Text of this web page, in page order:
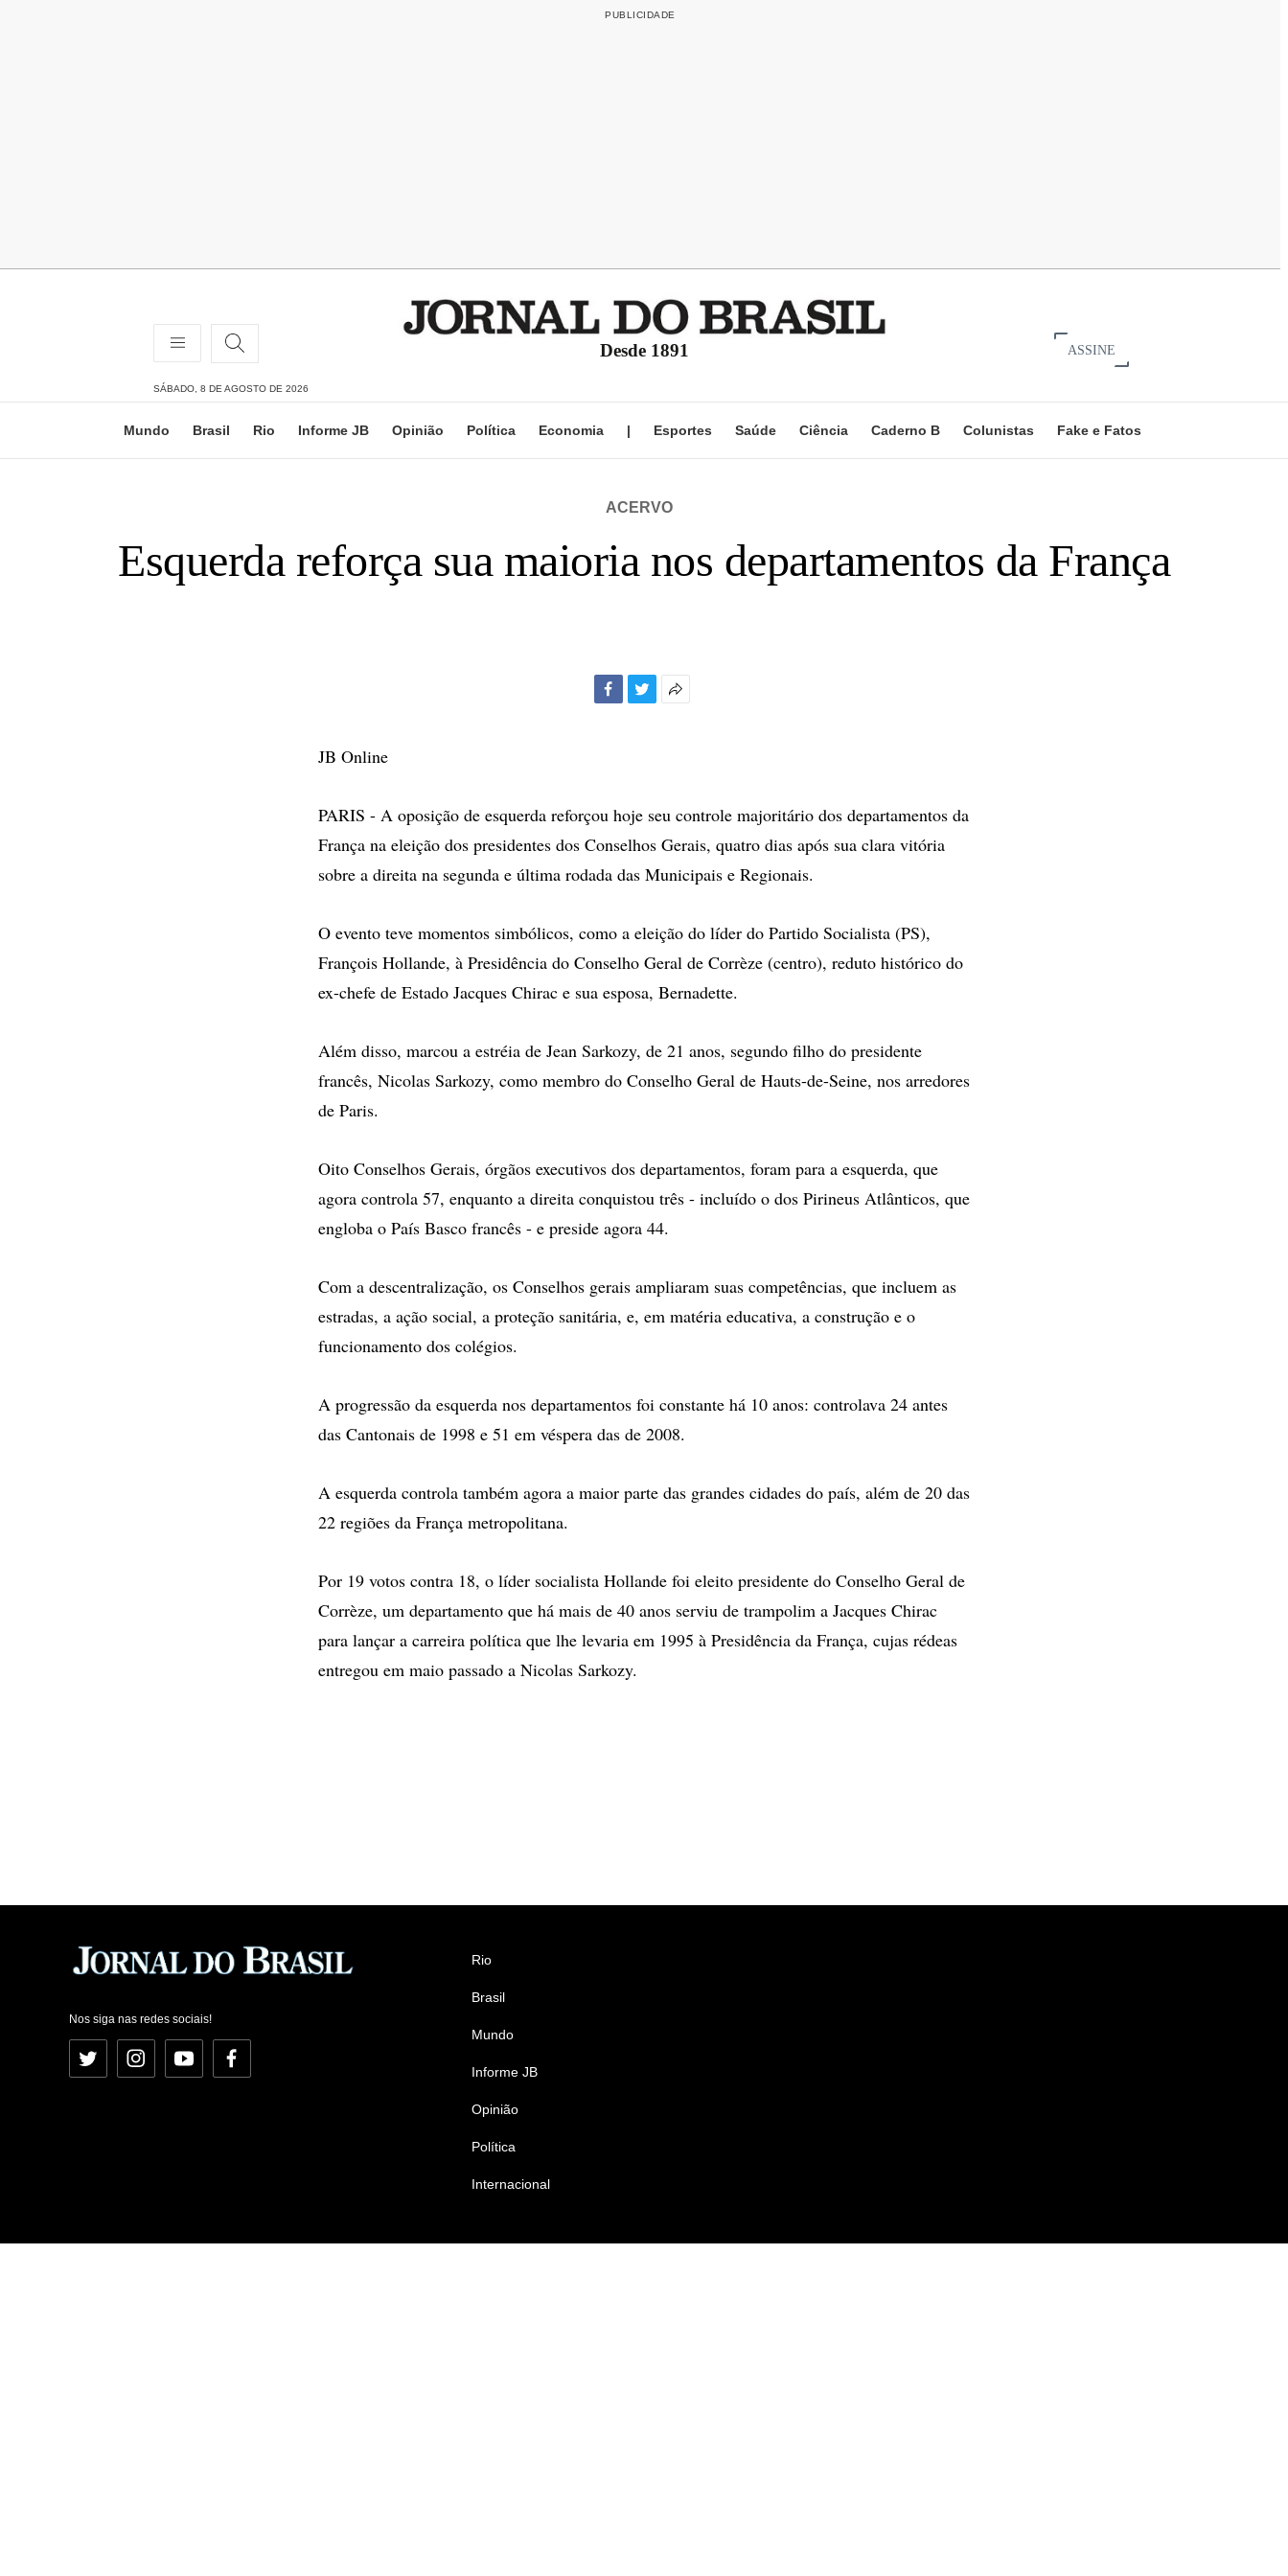
Desde 1891 ASSINE
SÁBADO, 8 DE AGOSTO DE 2026
Mundo Brasil Rio Informe JB Opinião Política Economia | Esportes Saúde Ciência Caderno B Colunistas Fake e Fatos
ACERVO
Esquerda reforça sua maioria nos departamentos da França
JB Online
PARIS - A oposição de esquerda reforçou hoje seu controle majoritário dos departamentos da
França na eleição dos presidentes dos Conselhos Gerais, quatro dias após sua clara vitória
sobre a direita na segunda e última rodada das Municipais e Regionais.
O evento teve momentos simbólicos, como a eleição do líder do Partido Socialista (PS),
François Hollande, à Presidência do Conselho Geral de Corrèze (centro), reduto histórico do
ex-chefe de Estado Jacques Chirac e sua esposa, Bernadette.
Além disso, marcou a estréia de Jean Sarkozy, de 21 anos, segundo filho do presidente
francês, Nicolas Sarkozy, como membro do Conselho Geral de Hauts-de-Seine, nos arredores
de Paris.
Oito Conselhos Gerais, órgãos executivos dos departamentos, foram para a esquerda, que
agora controla 57, enquanto a direita conquistou três - incluído o dos Pirineus Atlânticos, que
engloba o País Basco francês - e preside agora 44.
Com a descentralização, os Conselhos gerais ampliaram suas competências, que incluem as
estradas, a ação social, a proteção sanitária, e, em matéria educativa, a construção e o
funcionamento dos colégios.
A progressão da esquerda nos departamentos foi constante há 10 anos: controlava 24 antes
das Cantonais de 1998 e 51 em véspera das de 2008.
A esquerda controla também agora a maior parte das grandes cidades do país, além de 20 das
22 regiões da França metropolitana.
Por 19 votos contra 18, o líder socialista Hollande foi eleito presidente do Conselho Geral de
Corrèze, um departamento que há mais de 40 anos serviu de trampolim a Jacques Chirac
para lançar a carreira política que lhe levaria em 1995 à Presidência da França, cujas rédeas
entregou em maio passado a Nicolas Sarkozy.
Nos siga nas redes sociais!
Twitter InstagramYouTubeFacebook
Rio
Brasil
Mundo
Informe JB
Opinião
Política
Internacional